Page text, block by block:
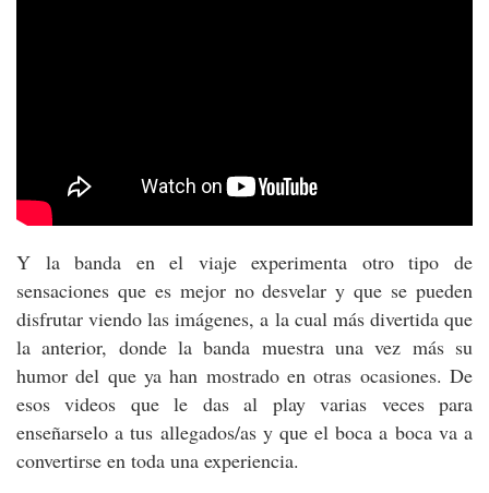
Y la banda en el viaje experimenta otro tipo de
sensaciones que es mejor no desvelar y que se pueden
disfrutar viendo las imágenes, a la cual más divertida que
la anterior, donde la banda muestra una vez más su
humor del que ya han mostrado en otras ocasiones. De
esos videos que le das al play varias veces para
enseñarselo a tus allegados/as y que el boca a boca va a
convertirse en toda una experiencia.